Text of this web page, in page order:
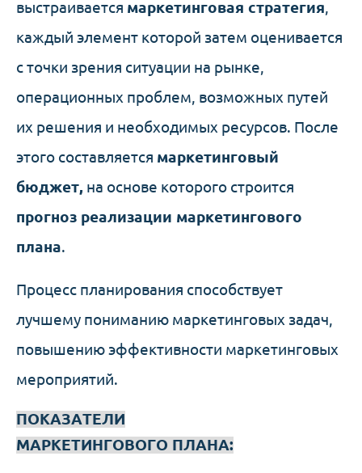
выстраивается маркетинговая стратегия,
каждый элемент которой затем оценивается
с точки зрения ситуации на рынке,
операционных проблем, возможных путей
их решения и необходимых ресурсов. После
этого составляется маркетинговый
бюджет, на основе которого строится
прогноз реализации маркетингового
плана.
Процесс планирования способствует
лучшему пониманию маркетинговых задач,
повышению эффективности маркетинговых
мероприятий.
ПОКАЗАТЕЛИ
МАРКЕТИНГОВОГО ПЛАНА: